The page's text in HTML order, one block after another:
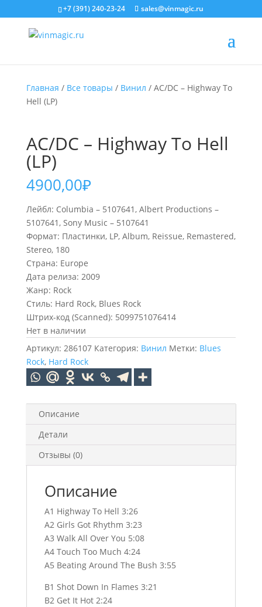
+7 (391) 240-23-24 sales@vinmagic.ru
Главная / Все товары / Винил / AC/DC – Highway To
Hell (LP)
AC/DC – Highway To Hell
(LP)
4900,00₽
Лейбл: Columbia – 5107641, Albert Productions –
5107641, Sony Music – 5107641
Формат: Пластинки, LP, Album, Reissue, Remastered,
Stereo, 180
Страна: Europe
Дата релиза: 2009
Жанр: Rock
Стиль: Hard Rock, Blues Rock
Штрих-код (Scanned): 5099751076414
Нет в наличии
Артикул: 286107 Категория: Винил Метки: Blues
Rock, Hard Rock
Описание
Детали
Отзывы (0)
Описание
A1 Highway To Hell 3:26
A2 Girls Got Rhythm 3:23
A3 Walk All Over You 5:08
A4 Touch Too Much 4:24
A5 Beating Around The Bush 3:55
B1 Shot Down In Flames 3:21
B2 Get It Hot 2:24